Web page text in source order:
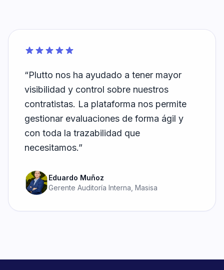
“Plutto nos ha ayudado a tener mayor
visibilidad y control sobre nuestros
contratistas. La plataforma nos permite
gestionar evaluaciones de forma ágil y
con toda la trazabilidad que
necesitamos.”
Eduardo Muñoz
Gerente Auditoría Interna, Masisa